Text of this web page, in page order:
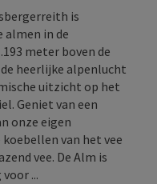
is
almen in de
meter boven de
heerlijke alpenlucht
uitzicht op het
Geniet van een
onze eigen
van het vee
vee. De Alm is
...